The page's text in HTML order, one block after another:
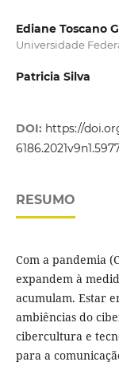
Ediane Toscano
Universidade
Patricia Silva
DOI: https://
RESUMO
Com a pandemia
expandem à
acumulam. Estar
ambiências do
cibercultura e
para a